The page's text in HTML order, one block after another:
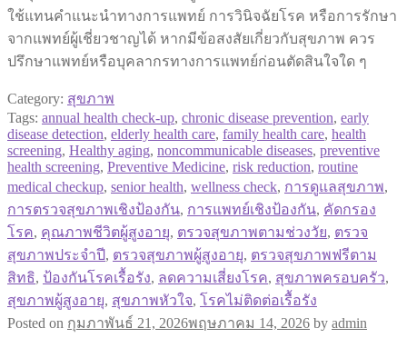
ใช้แทนคำแนะนำทางการแพทย์ การวินิจฉัยโรค หรือการรักษา
จากแพทย์ผู้เชี่ยวชาญได้ หากมีข้อสงสัยเกี่ยวกับสุขภาพ ควร
ปรึกษาแพทย์หรือบุคลากรทางการแพทย์ก่อนตัดสินใจใด ๆ
Category: สุขภาพ
Tags: annual health check-up, chronic disease prevention, early
disease detection, elderly health care, family health care, health
screening, Healthy aging, noncommunicable diseases, preventive
health screening, Preventive Medicine, risk reduction, routine
medical checkup, senior health, wellness check, การดูแลสุขภาพ,
การตรวจสุขภาพเชิงป้องกัน, การแพทย์เชิงป้องกัน, คัดกรอง
โรค, คุณภาพชีวิตผู้สูงอายุ, ตรวจสุขภาพตามช่วงวัย, ตรวจ
สุขภาพประจำปี, ตรวจสุขภาพผู้สูงอายุ, ตรวจสุขภาพฟรีตาม
สิทธิ, ป้องกันโรคเรื้อรัง, ลดความเสี่ยงโรค, สุขภาพครอบครัว,
สุขภาพผู้สูงอายุ, สุขภาพหัวใจ, โรคไม่ติดต่อเรื้อรัง
Posted on กุมภาพันธ์ 21, 2026พฤษภาคม 14, 2026 by admin